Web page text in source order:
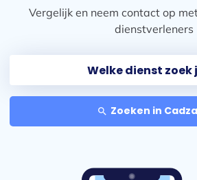
Vergelijk en neem contact op
dienstverleners
search Zoeken in